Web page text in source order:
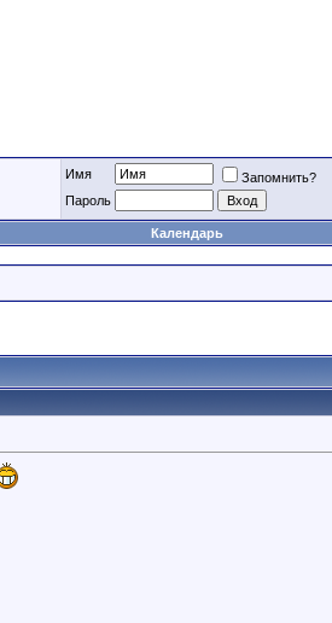
Имя
Запомнить?
Пароль
Календарь